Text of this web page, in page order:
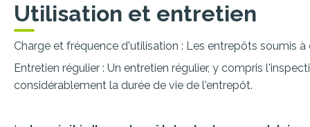
Utilisation et entretien
Charge et fréquence d'utilisation : Les entrepôts soumis
Entretien régulier : Un entretien régulier, y compris
considérablement la durée de vie de l'entrepôt.